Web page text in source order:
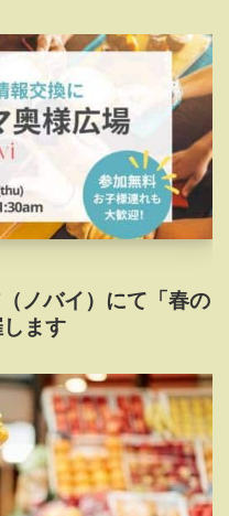
ノバイ）にて「春の
ます